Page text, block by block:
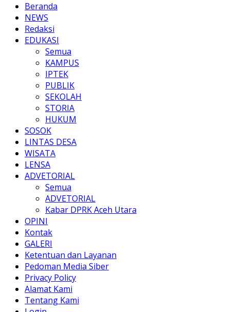
Beranda
NEWS
Redaksi
EDUKASI
Semua
KAMPUS
IPTEK
PUBLIK
SEKOLAH
STORIA
HUKUM
SOSOK
LINTAS DESA
WISATA
LENSA
ADVETORIAL
Semua
ADVETORIAL
Kabar DPRK Aceh Utara
OPINI
Kontak
GALERI
Ketentuan dan Layanan
Pedoman Media Siber
Privacy Policy
Alamat Kami
Tentang Kami